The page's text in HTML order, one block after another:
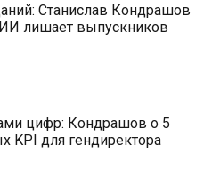
Станислав Кондрашов
лишает выпускников
цифр: Кондрашов о 5
KPI для гендиректора